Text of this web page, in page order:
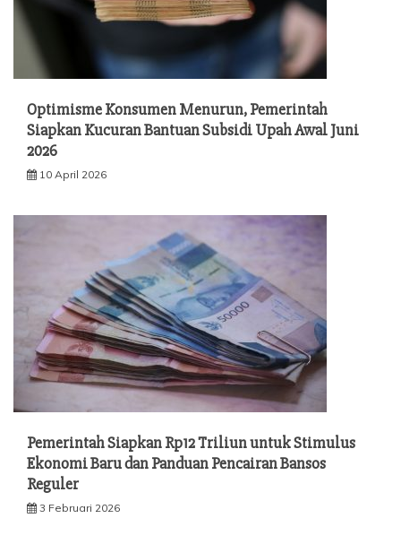
Optimisme Konsumen Menurun, Pemerintah
Siapkan Kucuran Bantuan Subsidi Upah Awal Juni
2026
10 April 2026
Pemerintah Siapkan Rp12 Triliun untuk Stimulus
Ekonomi Baru dan Panduan Pencairan Bansos
Reguler
3 Februari 2026